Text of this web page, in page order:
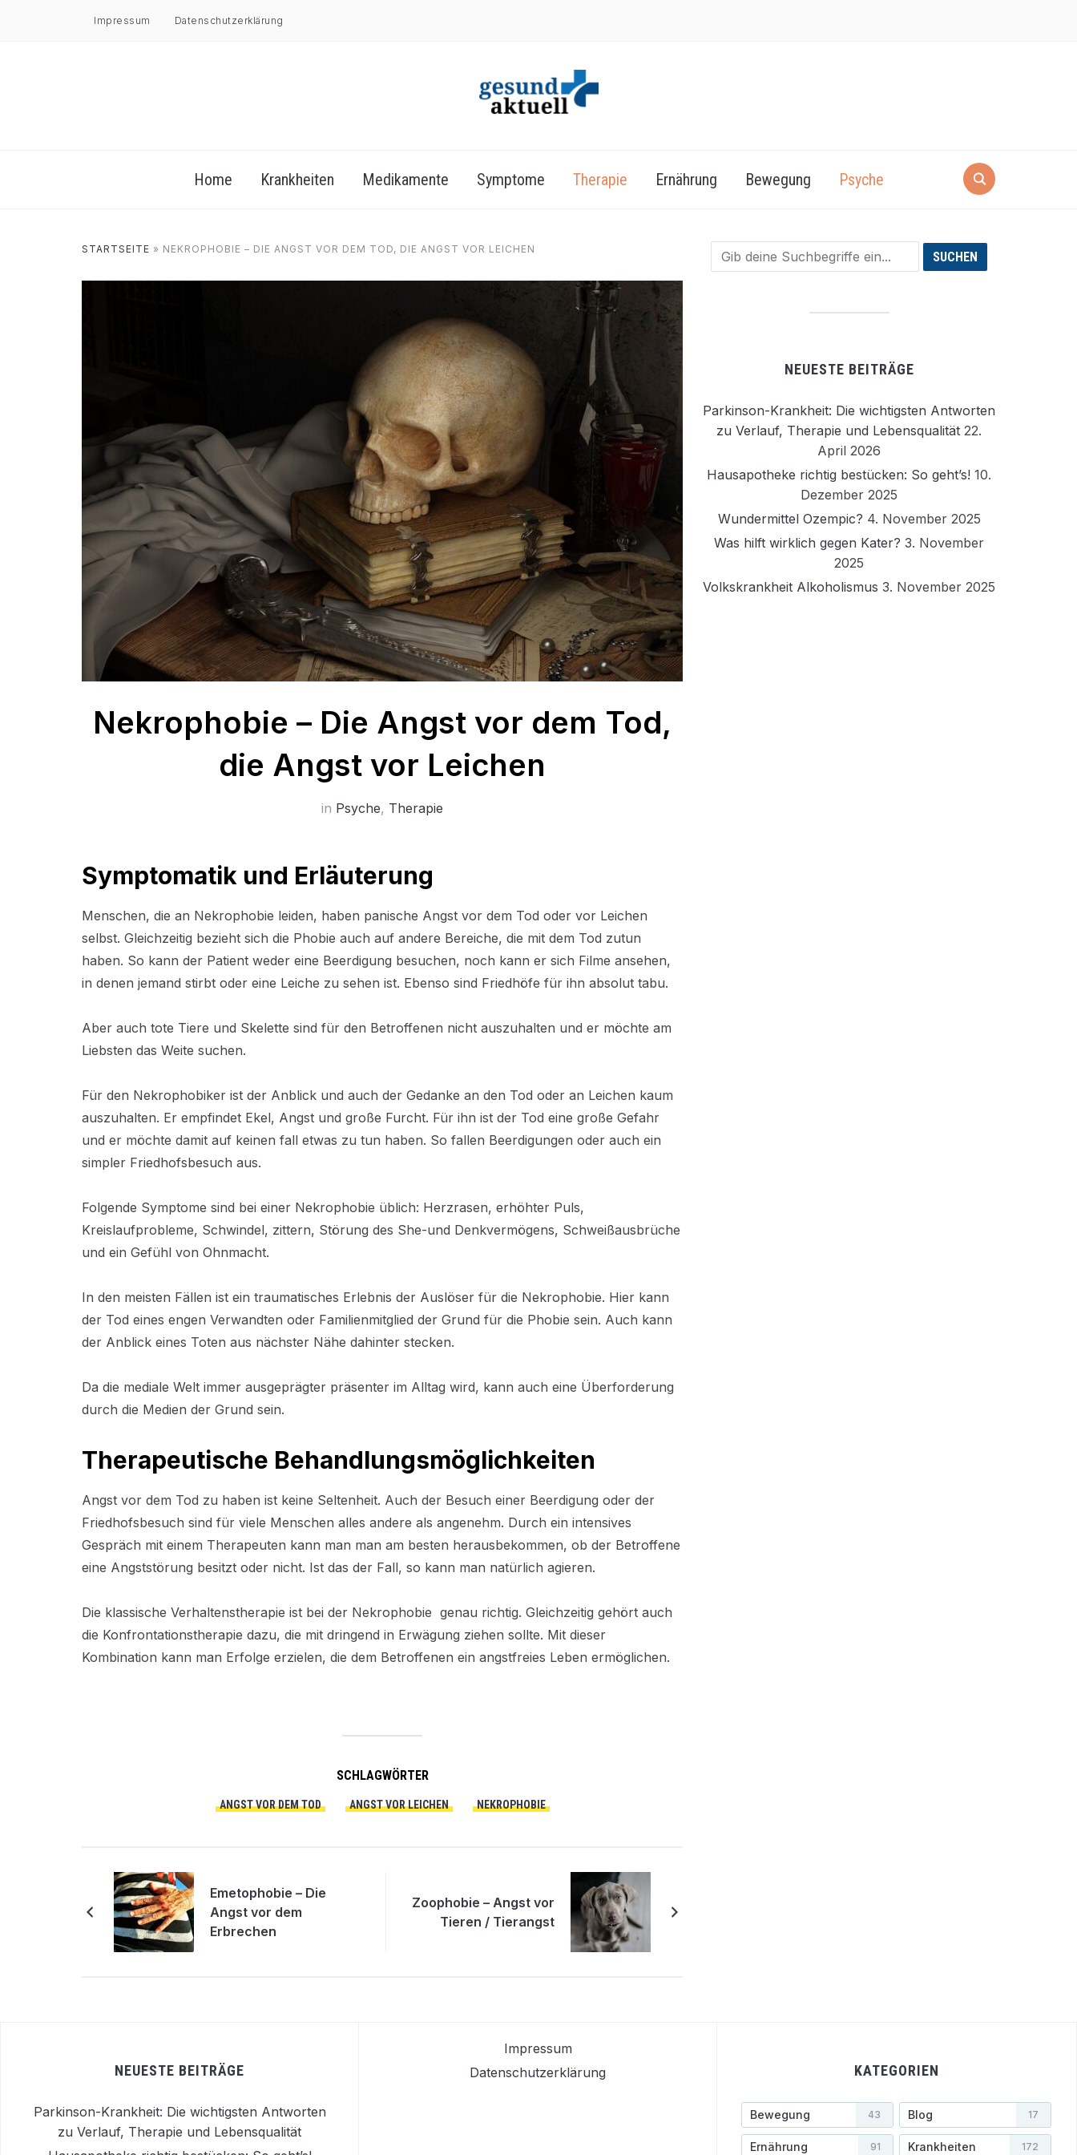
Impressum Datenschutzerklärung
Home Krankheiten Medikamente Symptome Therapie Ernährung Bewegung Psyche
STARTSEITE » NEKROPHOBIE – DIE ANGST VOR DEM TOD, DIE ANGST VOR LEICHEN
Nekrophobie – Die Angst vor dem Tod,
die Angst vor Leichen
in Psyche, Therapie
Symptomatik und Erläuterung
Menschen, die an Nekrophobie leiden, haben panische Angst vor dem Tod oder vor Leichen
selbst. Gleichzeitig bezieht sich die Phobie auch auf andere Bereiche, die mit dem Tod zutun
haben. So kann der Patient weder eine Beerdigung besuchen, noch kann er sich Filme ansehen,
in denen jemand stirbt oder eine Leiche zu sehen ist. Ebenso sind Friedhöfe für ihn absolut tabu.
Aber auch tote Tiere und Skelette sind für den Betroffenen nicht auszuhalten und er möchte am
Liebsten das Weite suchen.
Für den Nekrophobiker ist der Anblick und auch der Gedanke an den Tod oder an Leichen kaum
auszuhalten. Er empfindet Ekel, Angst und große Furcht. Für ihn ist der Tod eine große Gefahr
und er möchte damit auf keinen fall etwas zu tun haben. So fallen Beerdigungen oder auch ein
simpler Friedhofsbesuch aus.
Folgende Symptome sind bei einer Nekrophobie üblich: Herzrasen, erhöhter Puls,
Kreislaufprobleme, Schwindel, zittern, Störung des She-und Denkvermögens, Schweißausbrüche
und ein Gefühl von Ohnmacht.
In den meisten Fällen ist ein traumatisches Erlebnis der Auslöser für die Nekrophobie. Hier kann
der Tod eines engen Verwandten oder Familienmitglied der Grund für die Phobie sein. Auch kann
der Anblick eines Toten aus nächster Nähe dahinter stecken.
Da die mediale Welt immer ausgeprägter präsenter im Alltag wird, kann auch eine Überforderung
durch die Medien der Grund sein.
Therapeutische Behandlungsmöglichkeiten
Angst vor dem Tod zu haben ist keine Seltenheit. Auch der Besuch einer Beerdigung oder der
Friedhofsbesuch sind für viele Menschen alles andere als angenehm. Durch ein intensives
Gespräch mit einem Therapeuten kann man man am besten herausbekommen, ob der Betroffene
eine Angststörung besitzt oder nicht. Ist das der Fall, so kann man natürlich agieren.
Die klassische Verhaltenstherapie ist bei der Nekrophobie genau richtig. Gleichzeitig gehört auch
die Konfrontationstherapie dazu, die mit dringend in Erwägung ziehen sollte. Mit dieser
Kombination kann man Erfolge erzielen, die dem Betroffenen ein angstfreies Leben ermöglichen.
SCHLAGWÖRTER
ANGST VOR DEM TOD ANGST VOR LEICHEN NEKROPHOBIE
Emetophobie – Die
Angst vor dem
Erbrechen
Zoophobie – Angst vor
Tieren / Tierangst
NEUESTE BEITRÄGE
Parkinson-Krankheit: Die wichtigsten Antworten
zu Verlauf, Therapie und Lebensqualität 22.
April 2026
Hausapotheke richtig bestücken: So geht’s! 10.
Dezember 2025
Wundermittel Ozempic? 4. November 2025
Was hilft wirklich gegen Kater? 3. November
2025
Volkskrankheit Alkoholismus 3. November 2025
NEUESTE BEITRÄGE
Parkinson-Krankheit: Die wichtigsten Antworten
zu Verlauf, Therapie und Lebensqualität
Impressum
Datenschutzerklärung
KATEGORIEN
Bewegung 43 Blog 17
Ernährung 91 Krankheiten 172